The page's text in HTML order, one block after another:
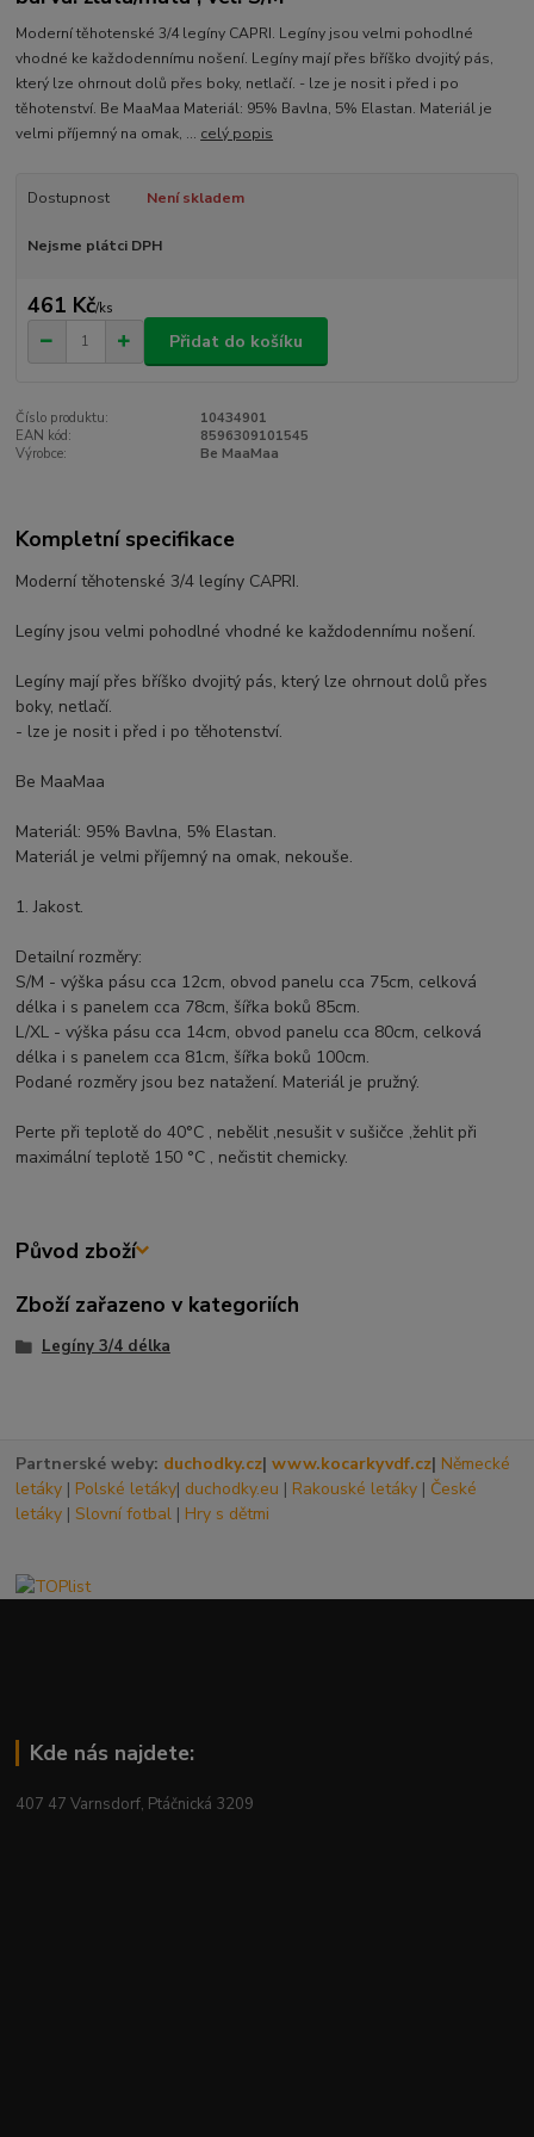
Moderní těhotenské 3/4 legíny CAPRI. Legíny jsou velmi pohodlné
vhodné ke každodennímu nošení. Legíny mají přes bříško dvojitý pás,
který lze ohrnout dolů přes boky, netlačí. - lze je nosit i před i po
těhotenství. Be MaaMaa Materiál: 95% Bavlna, 5% Elastan. Materiál je
velmi příjemný na omak, ... celý popis
Dostupnost Není skladem
Nejsme plátci DPH
461 Kč/ks
Přidat do košíku
Číslo produktu:
10434901
EAN kód:
8596309101545
Výrobce:
Be MaaMaa
Kompletní specifikace
Moderní těhotenské 3/4 legíny CAPRI.
Legíny jsou velmi pohodlné vhodné ke každodennímu nošení.
Legíny mají přes bříško dvojitý pás, který lze ohrnout dolů přes
boky, netlačí.
- lze je nosit i před i po těhotenství.
Be MaaMaa
Materiál: 95% Bavlna, 5% Elastan.
Materiál je velmi příjemný na omak, nekouše.
1. Jakost.
Detailní rozměry:
S/M - výška pásu cca 12cm, obvod panelu cca 75cm, celková
délka i s panelem cca 78cm, šířka boků 85cm.
L/XL - výška pásu cca 14cm, obvod panelu cca 80cm, celková
délka i s panelem cca 81cm, šířka boků 100cm.
Podané rozměry jsou bez natažení. Materiál je pružný.
Perte při teplotě do 40°C , nebělit ,nesušit v sušičce ,žehlit při
maximální teplotě 150 °C , nečistit chemicky.
Původ zboží
Zboží zařazeno v kategoriích
Legíny 3/4 délka
Partnerské weby: duchodky.cz|www.kocarkyvdf.cz| Německé
letáky | Polské letáky| duchodky.eu | Rakouské letáky | České
letáky | Slovní fotbal | Hry s dětmi
Kde nás najdete:
407 47 Varnsdorf, Ptáčnická 3209